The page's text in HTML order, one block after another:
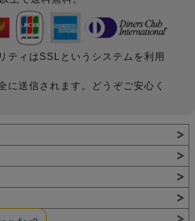
ティはSSLというシステムを利用
に送信されます。どうぞご安心く